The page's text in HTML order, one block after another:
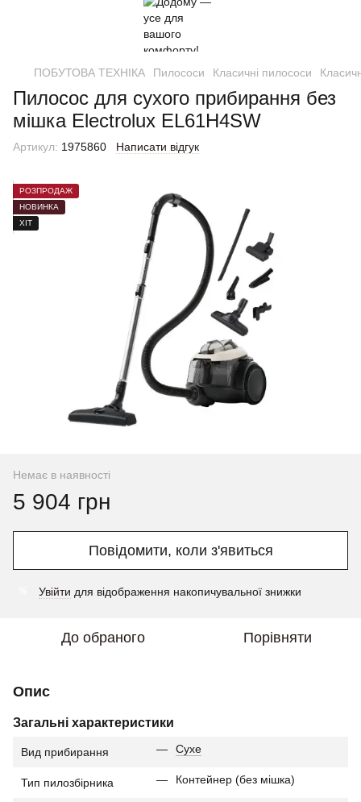
ПОБУТОВА ТЕХНІКА Пилососи Класичні пилососи
Пилосос для сухого прибирання без
мішка Electrolux EL61H4SW
Артикул: 1975860 Написати відгук
РОЗПРОДАЖ
НОВИНКА
ХІТ
Немає в наявності
5 904 грн
Повідомити, коли з'явиться
Увійти для відображення накопичувальної знижки
До обраного Порівняти
Опис
Загальні характеристики
Вид прибирання Сухе
Тип пилозбірника Контейнер (без мішка)